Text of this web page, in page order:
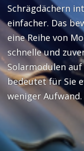
Schrägdächern
einfacher. Das
eine Reihe von
schnelle und
Solarmodulen
bedeutet für Sie
weniger Aufwand.